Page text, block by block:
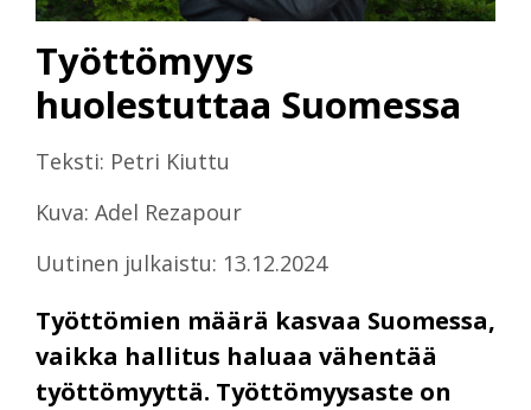
Työttömyys
huolestuttaa Suomessa
Teksti: Petri Kiuttu
Kuva: Adel Rezapour
Uutinen julkaistu: 13.12.2024
Työttömien määrä kasvaa Suomessa,
vaikka hallitus haluaa vähentää
työttömyyttä. Työttömyysaste on